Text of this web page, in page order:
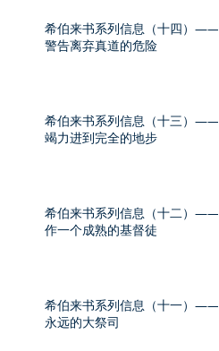
希伯来书系列信息（十四）——
警告离弃真道的危险
希伯来书系列信息（十三）——
竭力进到完全的地步
希伯来书系列信息（十二）——
作一个成熟的基督徒
希伯来书系列信息（十一）——
永远的大祭司